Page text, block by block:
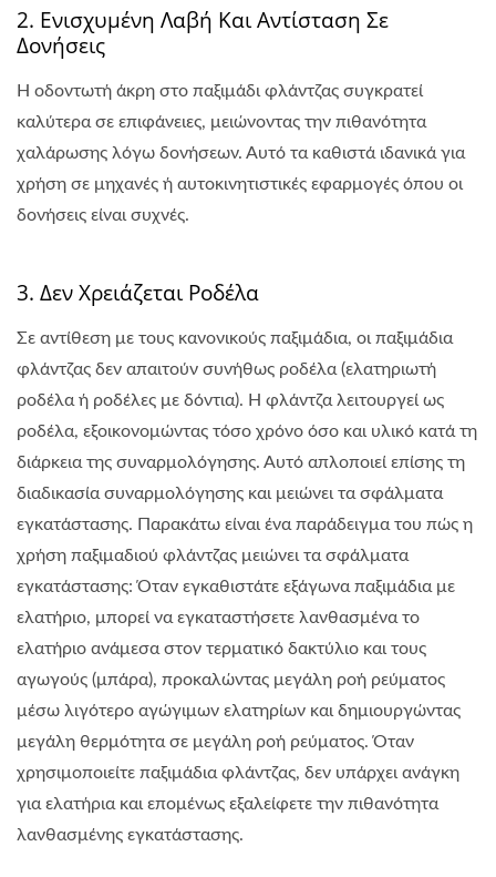
2. Ενισχυμένη Λαβή Και Αντίσταση Σε
Δονήσεις
Η οδοντωτή άκρη στο παξιμάδι φλάντζας συγκρατεί
καλύτερα σε επιφάνειες, μειώνοντας την πιθανότητα
χαλάρωσης λόγω δονήσεων. Αυτό τα καθιστά ιδανικά για
χρήση σε μηχανές ή αυτοκινητιστικές εφαρμογές όπου οι
δονήσεις είναι συχνές.
3. Δεν Χρειάζεται Ροδέλα
Σε αντίθεση με τους κανονικούς παξιμάδια, οι παξιμάδια
φλάντζας δεν απαιτούν συνήθως ροδέλα (ελατηριωτή
ροδέλα ή ροδέλες με δόντια). Η φλάντζα λειτουργεί ως
ροδέλα, εξοικονομώντας τόσο χρόνο όσο και υλικό κατά τη
διάρκεια της συναρμολόγησης. Αυτό απλοποιεί επίσης τη
διαδικασία συναρμολόγησης και μειώνει τα σφάλματα
εγκατάστασης. Παρακάτω είναι ένα παράδειγμα του πώς η
χρήση παξιμαδιού φλάντζας μειώνει τα σφάλματα
εγκατάστασης: Όταν εγκαθιστάτε εξάγωνα παξιμάδια με
ελατήριο, μπορεί να εγκαταστήσετε λανθασμένα το
ελατήριο ανάμεσα στον τερματικό δακτύλιο και τους
αγωγούς (μπάρα), προκαλώντας μεγάλη ροή ρεύματος
μέσω λιγότερο αγώγιμων ελατηρίων και δημιουργώντας
μεγάλη θερμότητα σε μεγάλη ροή ρεύματος. Όταν
χρησιμοποιείτε παξιμάδια φλάντζας, δεν υπάρχει ανάγκη
για ελατήρια και επομένως εξαλείφετε την πιθανότητα
λανθασμένης εγκατάστασης.